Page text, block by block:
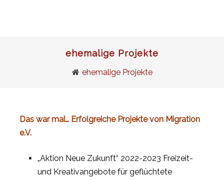
ehemalige Projekte
ehemalige Projekte
Das war mal… Erfolgreiche Projekte von Migration
e.V.
„Aktion Neue Zukunft“ 2022-2023 Freizeit-
und Kreativangebote für geflüchtete